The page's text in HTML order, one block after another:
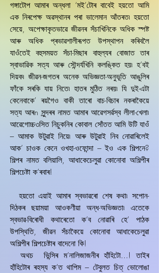
গঙ্গাটোপ আমাৰ অন্ধলা ‘মই’টোৰ বাবেই হয়তো আমি
এক নিৰপেক্ষ অৱস্থানৰ পৰা ভালেমান আঁতৰত৷ হয়তো
সেয়ে, অপেক্ষাকৃতভাৱে জীৱনৰ সঁচাখিনিকে অধিক স্পষ্ট
আৰু অধিক প্ৰভাৱশালীৰূপত উপস্থাপন কৰিবলৈ
যাওঁতেই বহুসময়ত সঁচা-মিছাৰ বাহুল্যৰ বোজাত তাৰ
স্বাভাৱিক সত্য আৰু সৌন্দৰ্যখিনি কলঙ্কিত হয়৷ হ’বই
দিয়ক৷ জীৱন-জগতৰ অনেক অভিজ্ঞতা-অনুভূতি আঙুলিৰ
ফাঁকে সৰকি যায় নিতে৷ হাতৰ মুঠিত নৰয়৷ যি দুই-এটা
কেনেবাকে’ ৰয়গৈও বাকী তাৰো বাচ-বিচাৰ নকৰাকৈয়ে
সত্য আৰn সুন্দৰৰ নামত আমাৰ আৱেগসৰ্ৱস্ব লীলা-খেলা৷
আৱেগোচ্চ৩সিত নিচুকনিৰ কোবাল সোঁতত আমি উটি যাওঁ
– আমাক উটুৱাই নিয়ে৷ আৰু উটুৱাই নিব নোৱাৰিলেই
আক’ চাওক কেনে ওখহা-ওফোন্দা – ইও এক শিল্পনে?
শিল্পৰ নামত বলিয়ালি, আধাকেচেলুৱা কোনোবা অশিল্পীৰ
শিল্পচেষ্টা ক’ৰবাৰ!
হয়তো এয়াই আমাৰ স্বভাৱৰো শেষ কথা৷ সপোন-
দিঠকৰ ছয়াময়া আওকণীয়া অন্ধ-অভিজ্ঞতা৷ এতেকে
স্বভাৱ-বিৰোধী কথাৰেতো ক’ব নোৱাৰি হে’ পাঠক
উপস্থিতি, জীৱন সঁচাকৈয়ে কোনোবা আধাকেচেলুৱা
অশিল্পীৰ শিল্পচেষ্টাৰ বাদেনো কি!
অথচ ভিন্সিৰ ম’নালিজাজনীৰ হাঁহিটো...! তাইৰ
হাঁহিটোৰ ৰহস্য ক’ত থাপিম – টেবুলত চিত্‌ ভোলোঙা